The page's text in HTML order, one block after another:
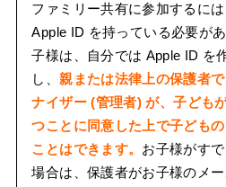
ファミリー共有に参加するに
Apple ID を持っている必要が
子様は、自分では Apple ID を
し、親または法律上の保護者
ナイザー (管理者) が、子ども
つことに同意した上で子ども
ことはできます。 お子様がす
場合は、保護者がお子様のメ